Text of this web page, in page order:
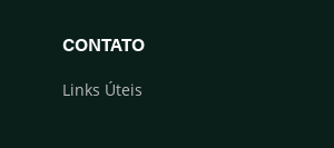
CONTATO
Links Úteis